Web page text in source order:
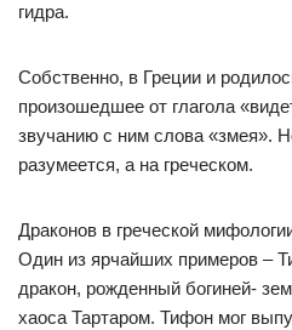
гидра.
Собственно, в Греции и
произошедшее от глагола
звучанию с ним слова «змея».
разумеется, а на греческом.
Драконов в греческой
Один из ярчайших примеров –
дракон, рожденный богиней-
хаоса Тартаром. Тифон мог